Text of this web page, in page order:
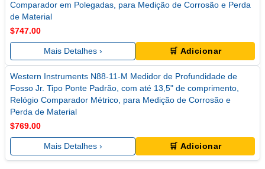
Comparador em Polegadas, para Medição de Corrosão e Perda
de Material
$747.00
Mais Detalhes › 🛒 Adicionar
Western Instruments N88-11-M Medidor de Profundidade de
Fosso Jr. Tipo Ponte Padrão, com até 13,5" de comprimento,
Relógio Comparador Métrico, para Medição de Corrosão e
Perda de Material
$769.00
Mais Detalhes › 🛒 Adicionar